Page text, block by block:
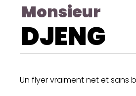
Monsieur
DJENG
Un flyer vraiment net et sans